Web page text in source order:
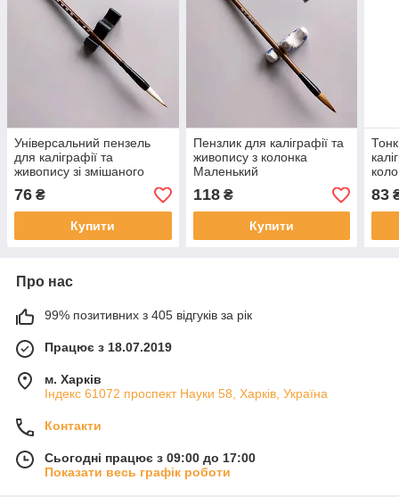
Універсальний пензель
для каліграфії та
живопису зі змішаного
ворсу Маленький
76 ₴
Купити
Пензлик для каліграфії та
живопису з колонка
Маленький
118₴
Купити
83
Про нас
99% позитивних з 405 відгуків за рік
Працює з 18.07.2019
м. Харків
Індекс 61072 проспект Науки 58, Харків, Україна
Контакти
Сьогодні працює з 09:00 до 17:00
Показати весь графік роботи